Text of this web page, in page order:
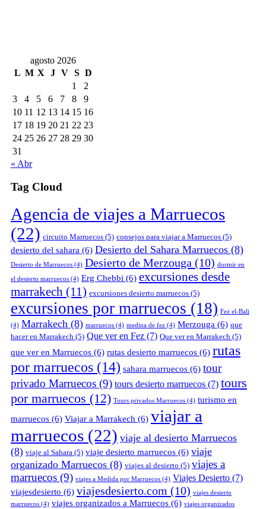
agosto 2026
L M X J V S D
1
2
3
4 5 6 7 8
9
10 11 12 13 14 15 16
17 18 19 20 21 22 23
24 25 26 27 28 29 30
31
« Abr
Tag Cloud
Agencia de viajes a Marruecos
(22) circuito Marruecos (5) consejos para viajar a Marruecos (5)
desierto del sahara (6) Desierto del Sahara Marruecos (8)
Desierto de Marruecos (4) Desierto de Merzouga (10) dormir en
el desierto marruecos (4) Erg Chebbi (6) excursiones desde
marrakech (11) excursiones desierto marruecos (5)
excursiones por marruecos (18) Fez el-Bali
(4) Marrakech (8) marruecos (4) medina de fez (4) Merzouga (6) que
hacer en Marrakech (5) Que ver en Fez (7) Que ver en Marrakech (5)
que ver en Marruecos (6) rutas desierto marruecos (6) rutas
por marruecos (14) sahara marruecos (6) tour
privado Marruecos (9) tours desierto marruecos (7) tours
por marruecos (12) Tours privados Marruecos (4) turismo en
marruecos (6) Viajar a Marrakech (6) viajar a
marruecos (22) viaje al desierto Marruecos
(8) viaje al Sahara (5) viaje desierto marruecos (6) viaje
organizado Marruecos (8) viajes al desierto (5) viajes a
marruecos (9) viajes a Medida por Marruecos (4) Viajes Desierto (7)
viajesdesierto (6) viajesdesierto.com (10) viajes desierto
marruecos (4) viajes organizados a Marruecos (6) viajes organizados